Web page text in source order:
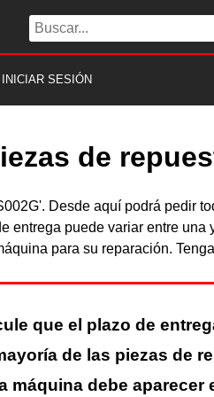
INICIAR SESIÓN
de
Desde aquí podrá pedir
puede variar entre
para su reparación.
que el plazo de
de las piezas de
máquina debe aparecer